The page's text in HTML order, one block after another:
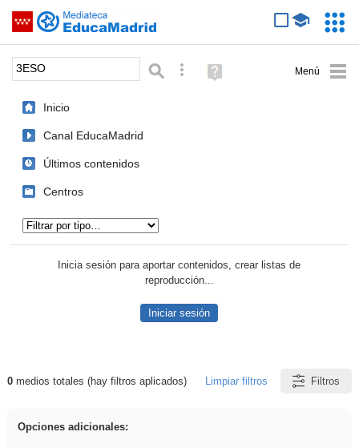
Saltar navegación
Palabra o frase: Búsqueda avanzada
Ayuda
(en
Inicio
Canal EducaMadrid
Últimos contenidos
Centros
Inicia sesión para aportar contenidos, crear listas de
reproducción...
Iniciar sesión
Resultados de: 3ESO
0medios totales (hay filtros aplicados) Limpiar filtros Filtros
Opciones adicionales: